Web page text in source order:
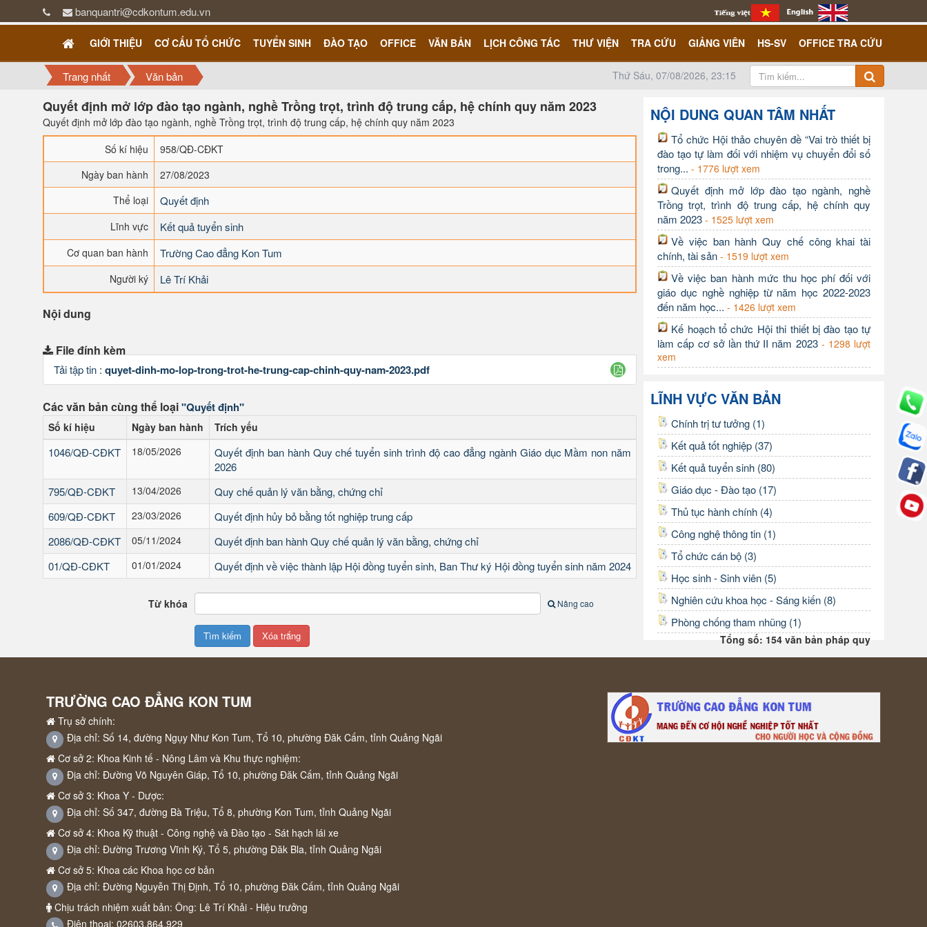
banquantri@cdkontum.edu.vn
GIỚI THIỆU CƠ CẤU TỔ CHỨC TUYỂN SINH ĐÀO TẠO OFFICE VĂN BẢN LỊCH CÔNG TÁC THƯ VIỆN TRA CỨU GIẢNG VIÊN HS-SV OFFICE TRA CỨU
Trang nhất Văn bản Thứ Sáu, 07/08/2026, 23:15
Quyết định mở lớp đào tạo ngành, nghề Trồng trọt, trình độ trung cấp, hệ chính quy năm 2023
Quyết định mở lớp đào tạo ngành, nghề Trồng trọt, trình độ trung cấp, hệ chính quy năm 2023
Số kí hiệu
958/QĐ-CĐKT
Ngày ban hành
27/08/2023
Thể loại
Quyết định
Lĩnh vực Kết quả tuyển sinh
Cơ quan ban hành Trường Cao đẳng Kon Tum
Người ký Lê Trí Khải
Nội dung
File đính kèm
Tải tập tin : quyet-dinh-mo-lop-trong-trot-he-trung-cap-chinh-quy-nam-2023.pdf
Các văn bản cùng thể loại"Quyết định"
Số kí hiệu Ngày ban hành Trích yếu
1046/QĐ-CĐKT 18/05/2026
Quyết định ban hành Quy chế tuyển sinh trình độ cao đẳng ngành Giáo dục Mầm non năm
2026
795/QĐ-CĐKT
13/04/2026
Quy chế quản lý văn bằng, chứng chỉ
609/QĐ-CĐKT
23/03/2026
Quyết định hủy bỏ bằng tốt nghiệp trung cấp
2086/QĐ-CĐKT
05/11/2024
Quyết định ban hành Quy chế quản lý văn bằng, chứng chỉ
01/QĐ-CĐKT
01/01/2024 Quyết định về việc thành lập Hội đồng tuyển sinh, Ban Thư ký Hội đồng tuyển sinh năm 2024
Từ khóa Nâng cao
NỘI DUNG QUAN TÂM NHẤT
Tổ chức Hội thảo chuyên đề “Vai trò thiết bị
đào tạo tự làm đối với nhiệm vụ chuyển đổi số
trong... - 1776 lượt xem
Quyết định mở lớp đào tạo ngành, nghề
Trồng trọt, trình độ trung cấp, hệ chính quy
năm 2023 - 1525 lượt xem
Về việc ban hành Quy chế công khai tài
chính, tài sản - 1519 lượt xem
Về việc ban hành mức thu học phí đối với
giáo dục nghề nghiệp từ năm học 2022-2023
đến năm học... - 1426 lượt xem
Kế hoạch tổ chức Hội thi thiết bị đào tạo tự
làm cấp cơ sở lần thứ II năm 2023 - 1298 lượt
xem
LĨNH VỰC VĂN BẢN
Chính trị tư tưởng (1)
Kết quả tốt nghiệp (37)
Kết quả tuyển sinh (80)
Giáo dục - Đào tạo (17)
Thủ tục hành chính (4)
Công nghệ thông tin (1)
Tổ chức cán bộ (3)
Học sinh - Sinh viên (5)
Nghiên cứu khoa học - Sáng kiến (8)
Phòng chống tham nhũng (1)
Tổng số: 154 văn bản pháp quy
TRƯỜNG CAO ĐẲNG KON TUM
Trụ sở chính:
Địa chỉ: Số 14, đường Ngụy Như Kon Tum, Tổ 10, phường Đăk Cấm, tỉnh Quảng Ngãi
Cơ sở 2: Khoa Kinh tế - Nông Lâm và Khu thực nghiệm:
Địa chỉ: Đường Võ Nguyên Giáp, Tổ 10, phường Đăk Cấm, tỉnh Quảng Ngãi
Cơ sở 3: Khoa Y - Dược:
Địa chỉ: Số 347, đường Bà Triệu, Tổ 8, phường Kon Tum, tỉnh Quảng Ngãi
Cơ sở 4: Khoa Kỹ thuật - Công nghệ và Đào tạo - Sát hạch lái xe
Địa chỉ: Đường Trương Vĩnh Ký, Tổ 5, phường Đăk Bla, tỉnh Quảng Ngãi
Cơ sở 5: Khoa các Khoa học cơ bản
Địa chỉ: Đường Nguyễn Thị Định, Tổ 10, phường Đăk Cấm, tỉnh Quảng Ngãi
Chịu trách nhiệm xuất bản: Ông: Lê Trí Khải - Hiệu trưởng
Điện thoại: 02603.864.929